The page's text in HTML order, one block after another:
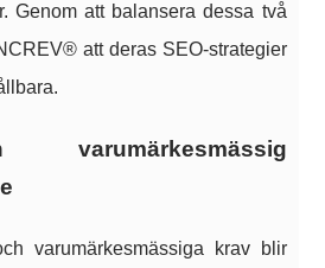
Genom att balansera dessa två
att deras SEO-strategier
varumärkesmässiga krav blir